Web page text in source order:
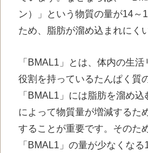
ン）」という物質の量が14～
ため、脂肪が溜め込まれにく
「 BMAL1 」とは、体内の生
役割を持っているたんぱく質
「 BMAL1 」には脂肪を溜め
によって物質量が増減するた
することが重要です。そのた
「 BMAL1 」の量が少なくなる